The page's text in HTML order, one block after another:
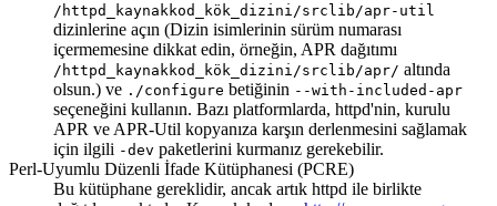
/httpd_kaynakkod_kök_dizini/srclib/apr-util
dizinlerine açın (Dizin isimlerinin sürüm numarası
içermemesine dikkat edin, örneğin, APR dağıtımı
/httpd_kaynakkod_kök_dizini/srclib/apr/ altında
olsun.) ve ./configure betiğinin --with-included-apr
seçeneğini kullanın. Bazı platformlarda, httpd'nin, kurulu
APR ve APR-Util kopyanıza karşın derlenmesini sağlamak
için ilgili -dev paketlerini kurmanız gerekebilir.
Perl-Uyumlu Düzenli İfade Kütüphanesi (PCRE)
Bu kütüphane gereklidir, ancak artık httpd ile birlikte